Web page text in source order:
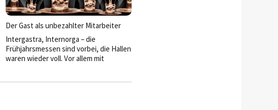
Der Gast als unbezahlter Mitarbeiter
Intergastra, Internorga – die
Frühjahrsmessen sind vorbei, die Hallen
waren wieder voll. Vor allem mit